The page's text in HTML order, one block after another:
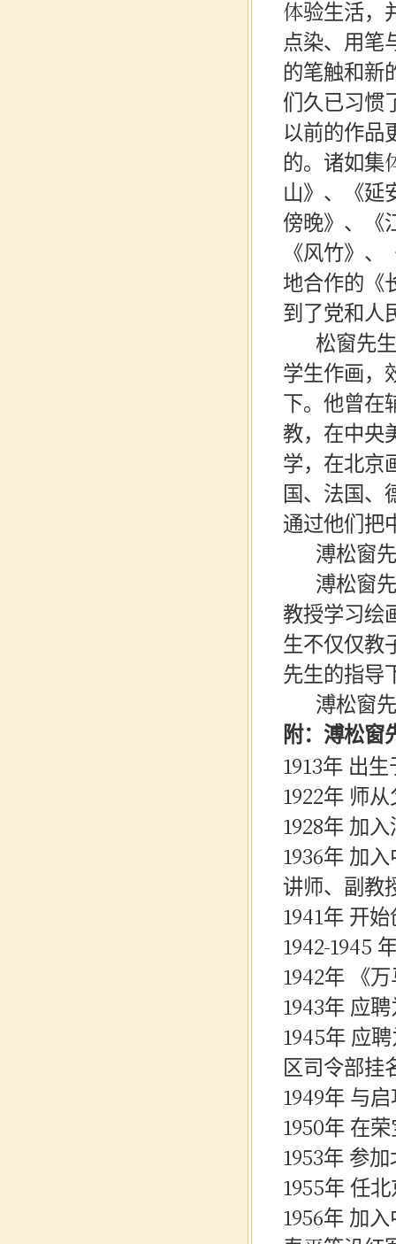
体验生活，
点染、用笔
的笔触和新
们久已习惯
以前的作品
的。诸如集
山》、《延
傍晚》、《
《风竹》
地合作的《
到了党和人
松窗先
学生作画，
下。他曾在
教，在中央
学，在北京
国、法国、
通过他们把
溥松窗
溥松窗
教授学习绘
生不仅仅教
先生的指导
溥松窗
附：溥松窗
1913年 出
1922年 师
1928年 加
1936年 加
讲师、副教
1941年 开
1942-1945
1942年 《
1943年 应
1945年 应
区司令部挂
1949年 与
1950年 在
1953年 参
1955年 任
1956年 加